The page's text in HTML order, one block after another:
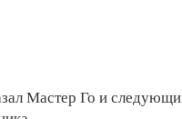
Мастер Го и